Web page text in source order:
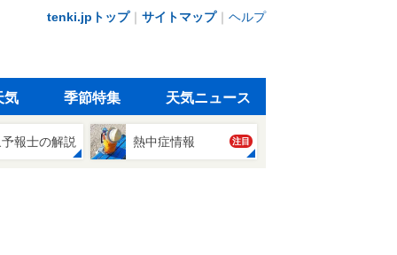
tenki.jpトップ｜ サイトマップ｜ ヘルプ
気 季節特集 天気ニュース
報士の解説 熱中症情報 注目